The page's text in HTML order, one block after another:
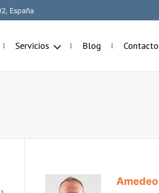
España
Servicios Blog Contacto